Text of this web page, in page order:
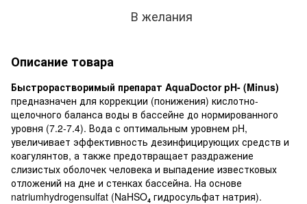
В желания
Описание товара
Быстрорастворимый препарат AquaDoctor pH- (Minus)
предназначен для коррекции (понижения) кислотно-
щелочного баланса воды в бассейне до нормированного
уровня (7.2-7.4). Вода с оптимальным уровнем pH,
увеличивает эффективность дезинфицирующих средств и
коагулянтов, а также предотвращает раздражение
слизистых оболочек человека и выпадение известковых
отложений на дне и стенках бассейна. На основе
natriumhydrogensulfat (NaHSO₄ гидросульфат натрия).